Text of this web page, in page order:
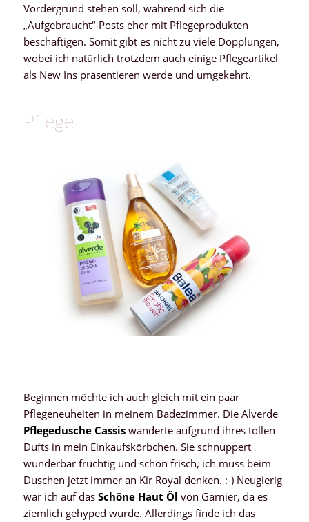
Vordergrund stehen soll, während sich die
„Aufgebraucht“-Posts eher mit Pflegeprodukten
beschäftigen. Somit gibt es nicht zu viele Dopplungen,
wobei ich natürlich trotzdem auch einige Pflegeartikel
als New Ins präsentieren werde und umgekehrt.
Pflege
Beginnen möchte ich auch gleich mit ein paar
Pflegeneuheiten in meinem Badezimmer. Die Alverde
Pflegedusche Cassiswanderte aufgrund ihres tollen
Dufts in mein Einkaufskörbchen. Sie schnuppert
wunderbar fruchtig und schön frisch, ich muss beim
Duschen jetzt immer an Kir Royal denken. :-) Neugierig
war ich auf dasSchöne Haut Öl von Garnier, da es
ziemlich gehyped wurde. Allerdings finde ich das